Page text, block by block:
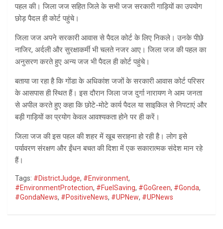
पहल की। जिला जज सहित जिले के सभी जज सरकारी गाड़ियों का उपयोग
छोड़ पैदल ही कोर्ट पहुंचे।
जिला जज अपने सरकारी आवास से पैदल कोर्ट के लिए निकले। उनके पीछे
नाजिर, अर्दली और सुरक्षाकर्मी भी चलते नजर आए। जिला जज की पहल का
अनुसरण करते हुए अन्य जज भी पैदल ही कोर्ट पहुंचे।
बताया जा रहा है कि गोंडा के अधिकांश जजों के सरकारी आवास कोर्ट परिसर
के आसपास ही स्थित हैं। इस दौरान जिला जज दुर्गा नारायण ने आम जनता
से अपील करते हुए कहा कि छोटे-मोटे कार्य पैदल या साइकिल से निपटाएं और
बड़ी गाड़ियों का प्रयोग केवल आवश्यकता होने पर ही करें।
जिला जज की इस पहल की शहर में खूब सराहना हो रही है। लोग इसे
पर्यावरण संरक्षण और ईंधन बचत की दिशा में एक सकारात्मक संदेश मान रहे
हैं।
Tags: #DistrictJudge, #Environment,
#EnvironmentProtection, #FuelSaving, #GoGreen, #Gonda,
#GondaNews, #PositiveNews, #UPNew, #UPNews